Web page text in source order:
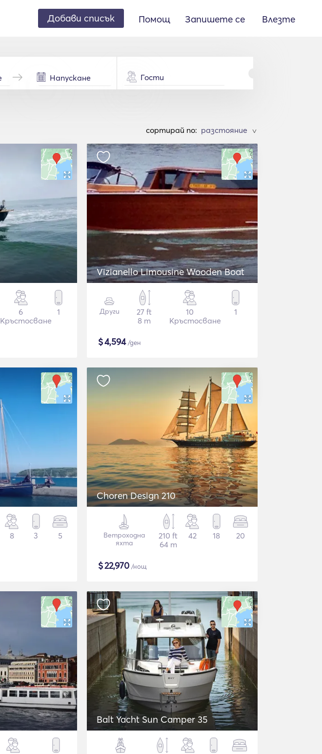
Добави списък Помощ Запишете се Влезте
Гости
cортирай по: >
6
Кръстосване
1
Vizianello Limousine Wooden Boat
Други
27 ft
8 m
10
Кръстосване
1
$4,594/ден
8 3 5
Choren Design 210
Ветроходна
яхта
210 ft
64 m
42 18 20
$22,970 /нощ
Balt Yacht Sun Camper 35